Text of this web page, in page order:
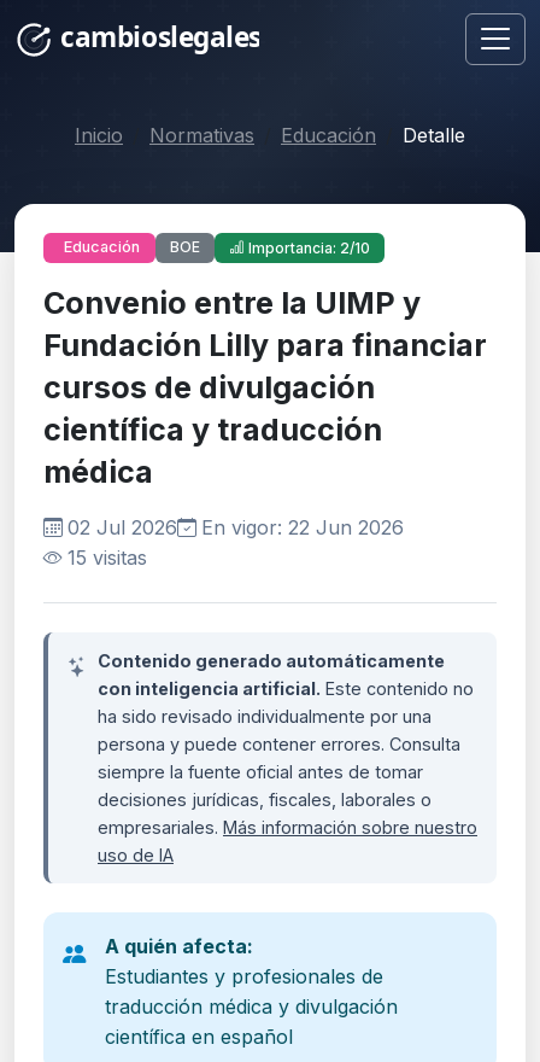
Inicio Normativas Educación Detalle
Educación BOE Importancia: 2/10
Convenio entre la UIMP y
Fundación Lilly para financiar
cursos de divulgación
científica y traducción
médica
02 Jul 2026
En vigor: 22 Jun 2026
15 visitas
Contenido generado automáticamente
con inteligencia artificial. Este contenido no
ha sido revisado individualmente por una
persona y puede contener errores. Consulta
siempre la fuente oficial antes de tomar
decisiones jurídicas, fiscales, laborales o
empresariales. Más información sobre nuestro
uso de IA
A quién afecta:
Estudiantes y profesionales de
traducción médica y divulgación
científica en español